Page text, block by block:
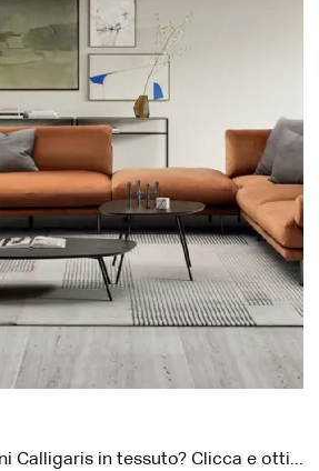
Cerchi salotti e divani Calligaris in tessuto? Clicca e ottieni informazioni sul modello Mies Roll per spazi design.